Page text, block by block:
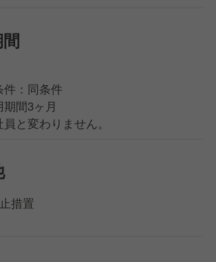
件：同条件
間3ヶ月
と変わりません。
措置